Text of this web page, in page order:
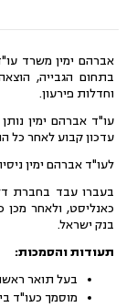
אברהם ימין משרד
בתחום הגבייה,
וחדלות פירעון.
עו"ד אברהם ימין
עדכון קבוע לאחר כל
לעו"ד אברהם ימין ניסיון של 14 שנים
בעברו עבד בחברת
כאנליסט, ולאחר מכן
בנק ישראל.
תעודות והסמכות:
בעל תואר
מוסמך כעו"ד